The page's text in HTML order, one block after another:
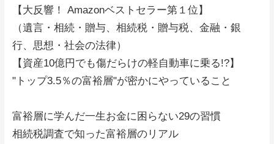
【大反響！ Amazonベストセラー第１位】
（遺言・相続・贈与、相続税・贈与税、金融・銀
行、思想・社会の法律）
【資産10億円でも傷だらけの軽自動車に乗る!?】
"トップ3.5％の富裕層"が密かにやっていること
富裕層に学んだ一生お金に困らない29の習慣
相続税調査で知った富裕層のリアル